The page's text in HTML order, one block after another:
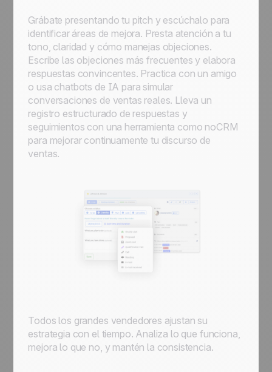
Grábate presentando tu pitch y escúchalo para
identificar áreas de mejora. Presta atención a tu
tono, claridad y cómo manejas objeciones.
Escribe las objeciones más frecuentes y elabora
respuestas convincentes. Practica con un amigo
o usa chatbots de IA para simular
conversaciones de ventas reales. Lleva un
registro estructurado de respuestas y
seguimientos con una herramienta como noCRM
para mejorar continuamente tu discurso de
ventas.
Todos los grandes vendedores ajustan su
estrategia con el tiempo. Analiza lo que funciona,
mejora lo que no, y mantén la consistencia.